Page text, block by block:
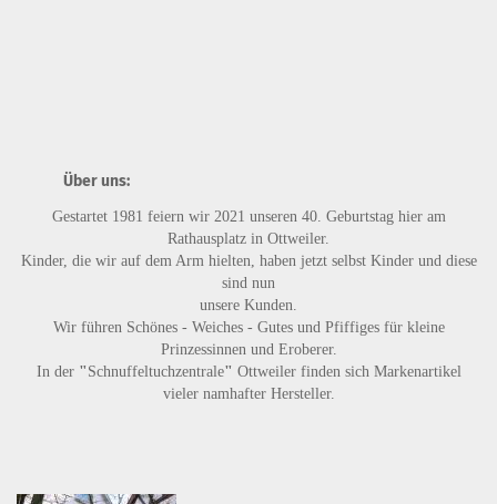
Über uns:
Gestartet 1981 feiern wir 2021 unseren 40. Geburtstag hier am
Rathausplatz in Ottweiler.
Kinder, die wir auf dem Arm hielten, haben jetzt selbst Kinder und diese
sind nun
unsere Kunden.
Wir führen Schönes - Weiches - Gutes und Pfiffigesfür kleine
Prinzessinnen und Eroberer.
In der " Schnuffeltuchzentrale" Ottweiler finden sich Markenartikel
vieler namhafter Hersteller.